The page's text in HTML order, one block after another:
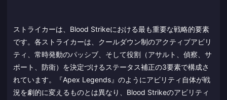
ストライカーは、Blood Strikeにおける最も重要な戦略的要素
です。各ストライカーは、クールダウン制のアクティブアビリ
ティ、常時発動のパッシブ、そして役割（アサルト、偵察、サ
ポート、防衛）を決定づけるステータス補正の3要素で構成さ
れています。『Apex Legends』のようにアビリティ自体が戦
況を劇的に変えるものとは異なり、Blood Strikeのアビリティ